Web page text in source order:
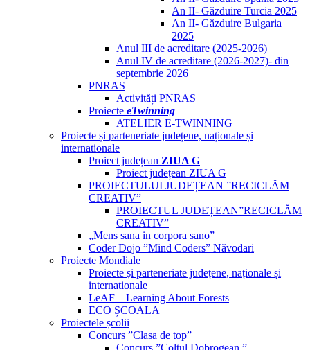
An II- Găzduire Turcia 2025
An II- Găzduire Bulgaria
2025
Anul III de acreditare (2025-2026)
Anul IV de acreditare (2026-2027)- din
septembrie 2026
PNRAS
Activități PNRAS
Proiecte eTwinning
ATELIER E-TWINNING
Proiecte și parteneriate județene, naționale și
internationale
Proiect județean ZIUA G
Proiect județean ZIUA G
PROIECTULUI JUDEȚEAN ”RECICLĂM
CREATIV”
PROIECTUL JUDEȚEAN”RECICLĂM
CREATIV”
„Mens sana in corpora sano”
Coder Dojo ”Mind Coders” Năvodari
Proiecte Mondiale
Proiecte și parteneriate județene, naționale și
internationale
LeAF – Learning About Forests
ECO ȘCOALA
Proiectele școlii
Concurs ”Clasa de top”
Concurs ”Colțul Dobrogean ”